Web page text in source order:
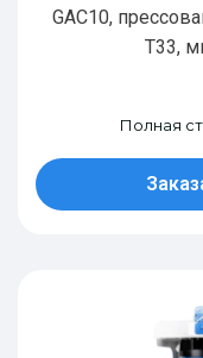
GAC10,
T33,
Полная